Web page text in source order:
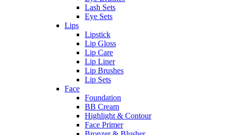
Lash Sets
Eye Sets
Lips
Lipstick
Lip Gloss
Lip Care
Lip Liner
Lip Brushes
Lip Sets
Face
Foundation
BB Cream
Highlight & Contour
Face Primer